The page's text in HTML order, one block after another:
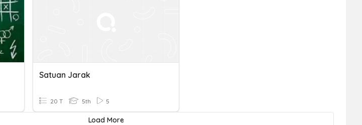
Satuan Jarak
20 T 5th 5
Load More